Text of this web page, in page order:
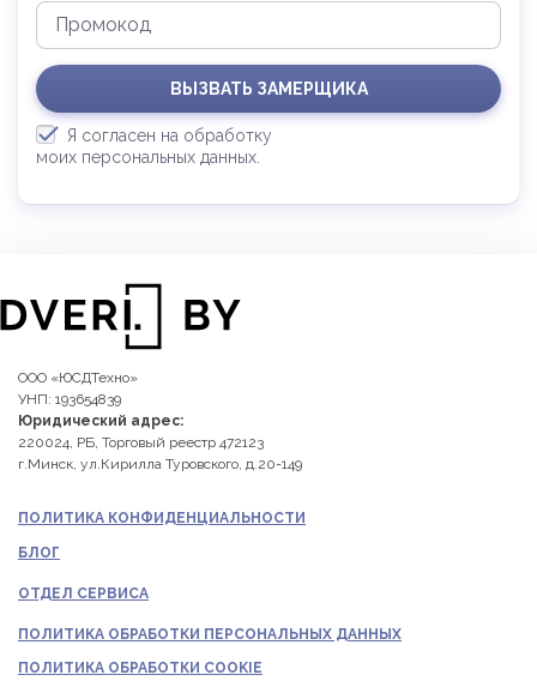
ВЫЗВАТЬ ЗАМЕРЩИКА
Я согласен на обработку
моих персональных данных.
ООО «ЮСДТехно»
УНП: 193654839
Юридический адрес:
220024, РБ, Торговый реестр 472123
г.Минск, ул.Кирилла Туровского, д.20-149
ПОЛИТИКА КОНФИДЕНЦИАЛЬНОСТИ
БЛОГ
ОТДЕЛ СЕРВИСА
ПОЛИТИКА ОБРАБОТКИ ПЕРСОНАЛЬНЫХ ДАННЫХ
ПОЛИТИКА ОБРАБОТКИ COOKIE